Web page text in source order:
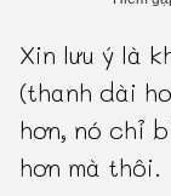
Xin lưu ý là
(thanh dài
hơn, nó chỉ
hơn mà thôi.